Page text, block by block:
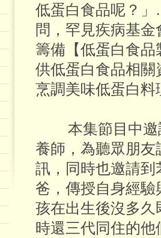
低蛋白食品呢？
問，罕見疾病基
籌備【低蛋白食
供低蛋白食品相
烹調美味低蛋白料
本集節目中邀
養師，為聽眾朋
訊，同時也邀請
爸，傳授自身經
孩在出生後沒多
時還三代同住的